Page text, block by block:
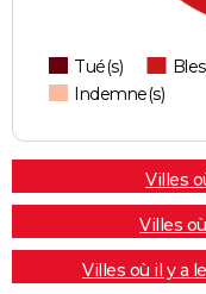
Tué(s)
Indemne(s)
Villes
Villes
Villes où il y a